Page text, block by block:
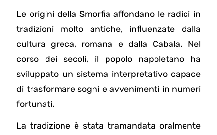
Le origini della Smorfia affondano le radici in
tradizioni molto antiche, influenzate dalla
cultura greca, romana e dalla Cabala. Nel
corso dei secoli, il popolo napoletano ha
sviluppato un sistema interpretativo capace
di trasformare sogni e avvenimenti in numeri
fortunati.
La tradizione è stata tramandata oralmente